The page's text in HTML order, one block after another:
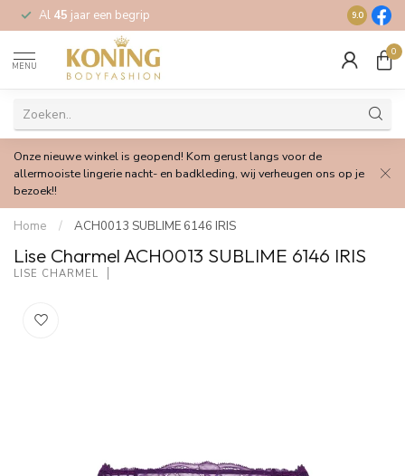
Al 45 jaar een begrip Gratis
9.0
MENU
0
Onze nieuwe winkel is geopend! Kom gerust langs voor de
allermooiste lingerie nacht- en badkleding, wij verheugen ons op je
bezoek!!
Home / ACH0013 SUBLIME 6146 IRIS
Lise Charmel ACH0013 SUBLIME 6146 IRIS
LISE CHARMEL